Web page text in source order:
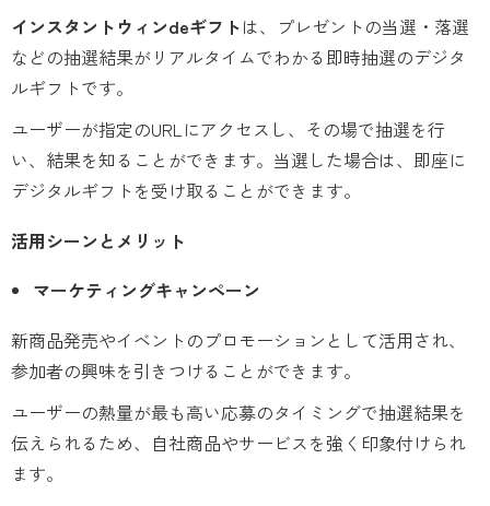
インスタントウィンdeギフトは、プレゼントの当選・落選
などの抽選結果がリアルタイムでわかる即時抽選のデジタ
ルギフトです。
ユーザーが指定のURLにアクセスし、その場で抽選を行
い、結果を知ることができます。当選した場合は、即座に
デジタルギフトを受け取ることができます。
活用シーンとメリット
マーケティングキャンペーン
新商品発売やイベントのプロモーションとして活用され、
参加者の興味を引きつけることができます。
ユーザーの熱量が最も高い応募のタイミングで抽選結果を
伝えられるため、自社商品やサービスを強く印象付けられ
ます。